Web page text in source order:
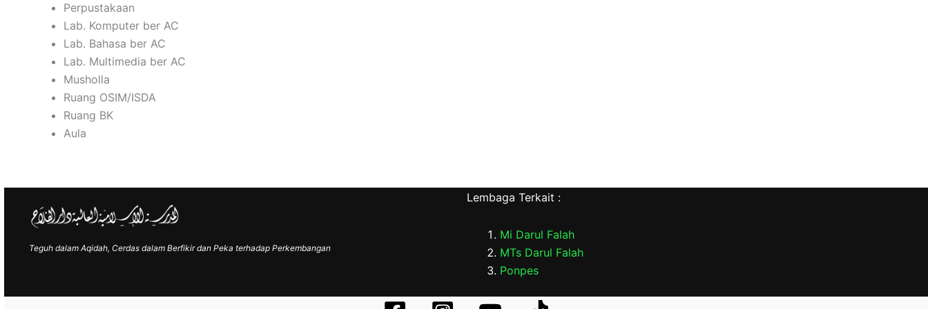
Perpustakaan
Lab. Komputer ber AC
Lab. Bahasa ber AC
Lab. Multimedia ber AC
Musholla
Ruang OSIM/ISDA
Ruang BK
Aula
Teguh dalam Aqidah, Cerdas dalam Berfikir dan Peka terhadap Perkembangan
Lembaga Terkait :
Mi Darul Falah
MTs Darul Falah
Ponpes